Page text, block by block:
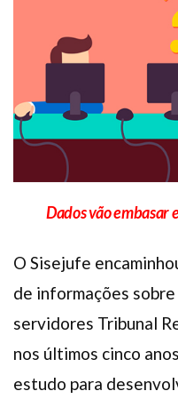
Dados vão embasar
O Sisejufe
de informações
servidores Tribunal
nos últimos cinco
estudo para
Assistência Funeral
FacebookInstagram